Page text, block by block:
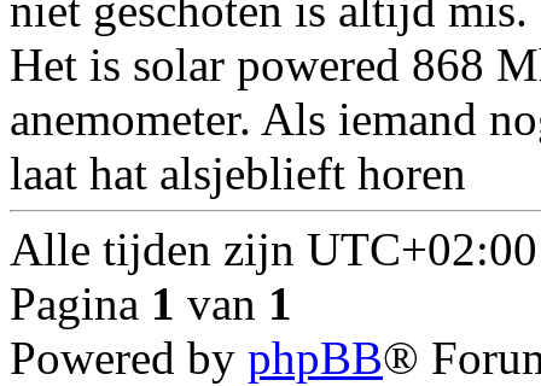
niet geschoten is altijd mis.
Het is solar powered 868
anemometer. Als iemand
laat hat alsjeblieft horen
Alle tijden zijn UTC+02:00
Pagina 1 van 1
Powered by phpBB®